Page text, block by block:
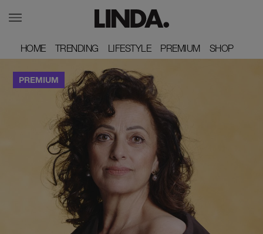
HOME
HOME TRENDING
TRENDING LIFESTYLE
LIFESTYLE PREMIUM
PREMIUM SHOP
SHOP